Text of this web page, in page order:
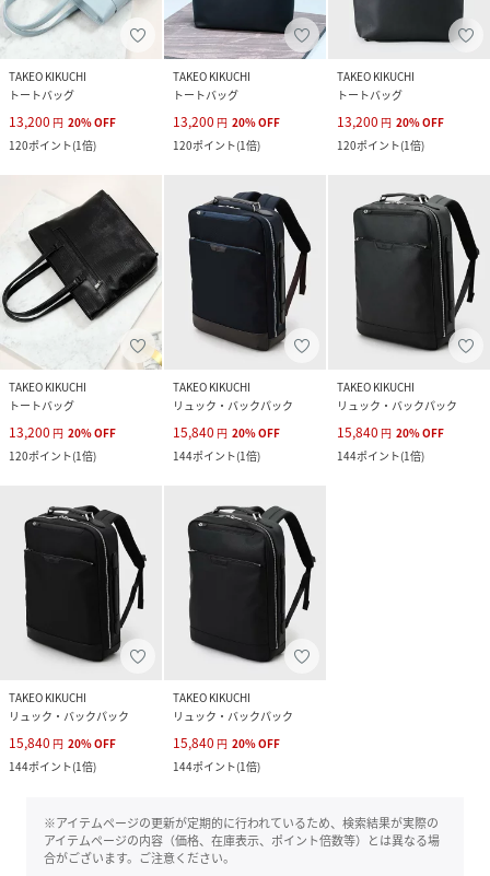
TAKEO KIKUCHI
トートバッグ
13,200 円 20%OFF
120ポイント(1倍)
TAKEO KIKUCHI
トートバッグ
13,200 円 20%OFF
120ポイント(1倍)
TAKEO KIKUCHI
トートバッグ
13,200 円 20%OFF
120ポイント(1倍)
TAKEO KIKUCHI
トートバッグ
13,200 円 20%OFF
120ポイント(1倍)
TAKEO KIKUCHI
リュック・バックパック
15,840 円 20%OFF
144ポイント(1倍)
TAKEO KIKUCHI
リュック・バックパック
15,840 円 20%OFF
144ポイント(1倍)
TAKEO KIKUCHI
リュック・バックパック
15,840 円 20%OFF
144ポイント(1倍)
TAKEO KIKUCHI
リュック・バックパック
15,840 円 20%OFF
144ポイント(1倍)
※アイテムページの更新が定期的に行われているため、検索結果が実際の
アイテムページの内容（価格、在庫表示、ポイント倍数等）とは異なる場
合がございます。ご注意ください。